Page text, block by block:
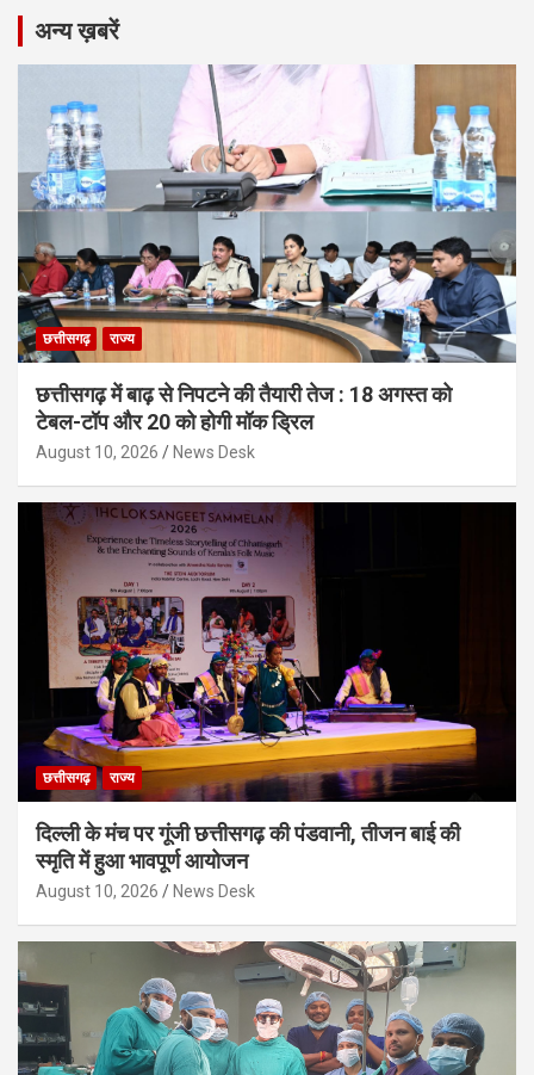
अन्य ख़बरें
छत्तीसगढ़ राज्य
छत्तीसगढ़ में बाढ़ से निपटने की तैयारी तेज : 18 अगस्त को
टेबल-टॉप और 20 को होगी मॉक ड्रिल
August 10, 2026 News Desk
छत्तीसगढ़ राज्य
दिल्ली के मंच पर गूंजी छत्तीसगढ़ की पंडवानी, तीजन बाई की
स्मृति में हुआ भावपूर्ण आयोजन
August 10, 2026 News Desk